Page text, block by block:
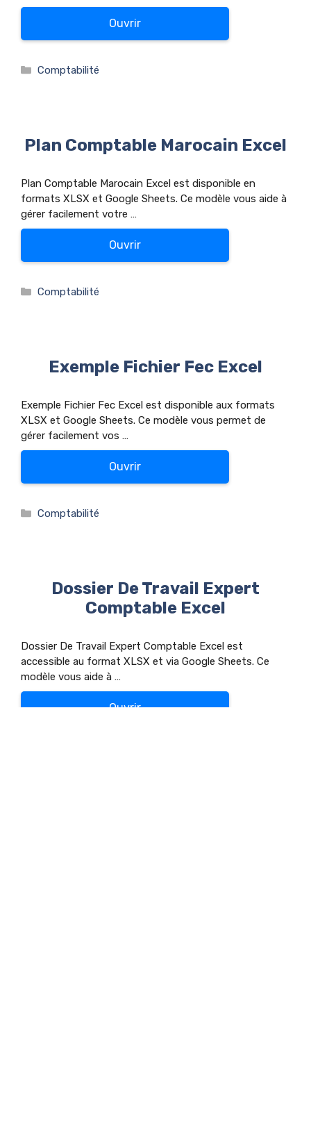
Ouvrir
Catégories
Comptabilité
Plan Comptable Marocain Excel
Plan Comptable Marocain Excel est disponible en
formats XLSX et Google Sheets. Ce modèle vous aide à
gérer facilement votre …
Ouvrir
Catégories
Comptabilité
Exemple Fichier Fec Excel
Exemple Fichier Fec Excel est disponible aux formats
XLSX et Google Sheets. Ce modèle vous permet de
gérer facilement vos …
Ouvrir
Catégories
Comptabilité
Dossier De Travail Expert
Comptable Excel
Dossier De Travail Expert Comptable Excel est
accessible au format XLSX et via Google Sheets. Ce
modèle vous aide à …
Ouvrir